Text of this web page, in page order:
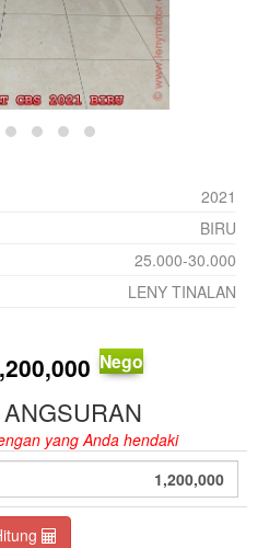
2021
BIRU
25.000-30.000
LENY TINALAN
Nego
yang Anda hendaki